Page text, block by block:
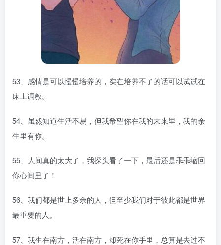
53、感情是可以慢慢培养的，实在培养不了的话可以试试在
床上调教。
54、虽然知道生活不易，但我希望你在我的未来里，我的余
生里有你。
55、人间真的太大了，我探头看了一下，最后还是乖乖缩回
你心间里了！
56、我们都是世上多余的人，但至少我们对于彼此都是世界
最重要的人。
57、我生在南方，活在南方，却死在你手里，总算是去过不